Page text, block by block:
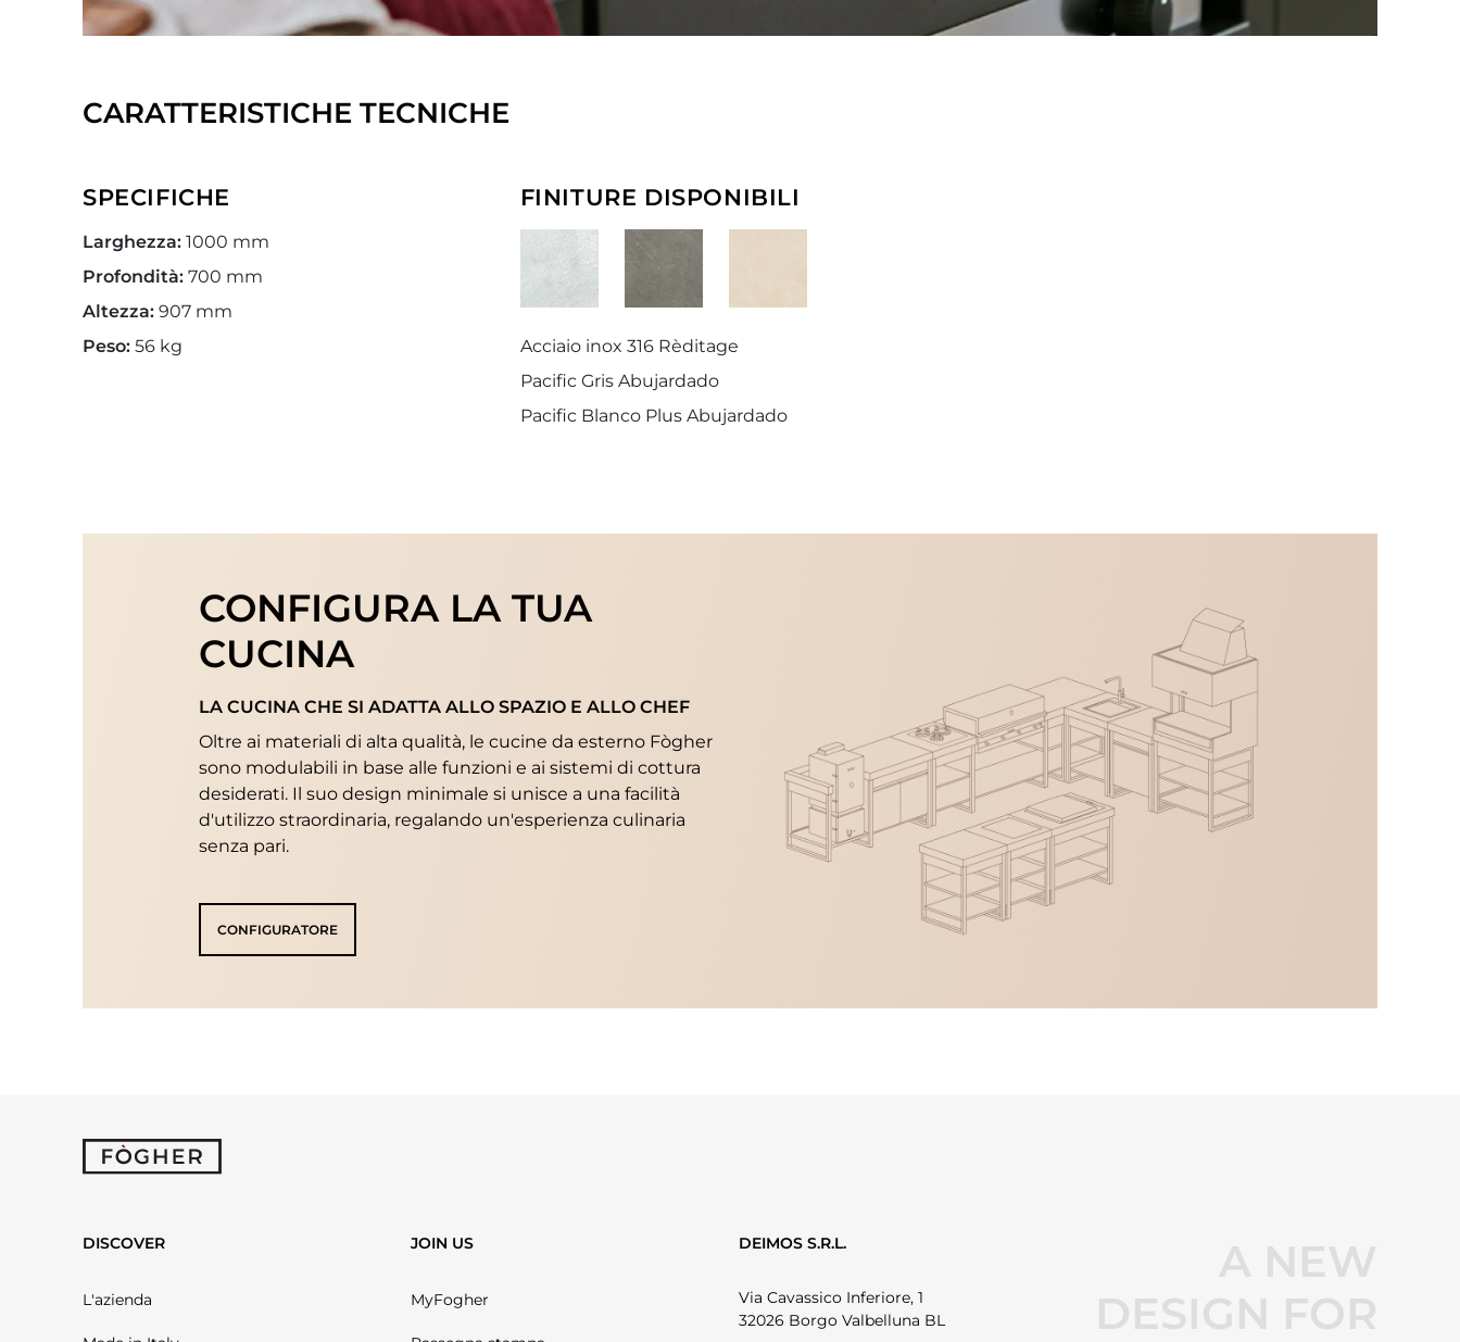
CARATTERISTICHE TECNICHE
SPECIFICHE
Larghezza: 1000 mm
Profondità: 700 mm
Altezza: 907 mm
Peso: 56 kg
FINITURE DISPONIBILI
Acciaio inox 316 Rèditage
Pacific Gris Abujardado
Pacific Blanco Plus Abujardado
CONFIGURA LA TUA
CUCINA
LA CUCINA CHE SI ADATTA ALLO SPAZIO E ALLO CHEF
Oltre ai materiali di alta qualità, le cucine da esterno Fògher
sono modulabili in base alle funzioni e ai sistemi di cottura
desiderati. Il suo design minimale si unisce a una facilità
d'utilizzo straordinaria, regalando un'esperienza culinaria
senza pari.
CONFIGURATORE
DISCOVER
L'azienda
JOIN US
MyFogher
DEIMOS S.R.L.
Via Cavassico Inferiore, 1
32026 Borgo Valbelluna BL
A NEW
DESIGN FOR